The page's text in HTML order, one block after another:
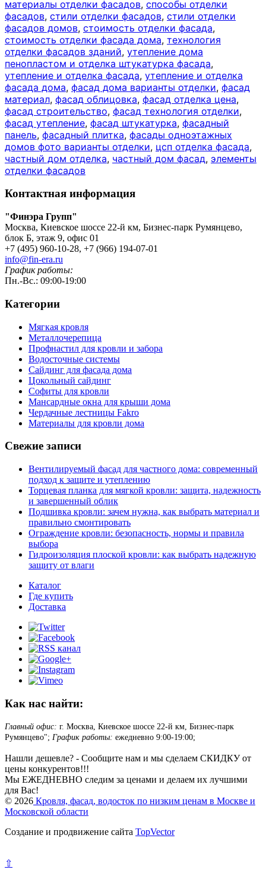
материалы отделки фасадов, способы отделки
фасадов, стили отделки фасадов, стили отделки
фасадов домов, стоимость отделки фасада,
стоимость отделки фасада дома, технология
отделки фасадов зданий, утепление дома
пенопластом и отделка штукатурка фасада,
утепление и отделка фасада, утепление и отделка
фасада дома, фасад дома варианты отделки, фасад
материал, фасад облицовка, фасад отделка цена,
фасад строительство, фасад технология отделки,
фасад утепление, фасад штукатурка, фасадный
панель, фасадный плитка, фасады одноэтажных
домов фото варианты отделки, цсп отделка фасада,
частный дом отделка, частный дом фасад, элементы
отделки фасадов
Контактная информация
"Финэра Групп"
Москва, Киевское шоссе 22-й км, Бизнес-парк Румянцево,
блок Б, этаж 9, офис 01
+7 (495) 960-10-28, +7 (966) 194-07-01
info@fin-era.ru
График работы:
Пн.-Вс.: 09:00-19:00
Категории
Мягкая кровля
Металлочерепица
Профнастил для кровли и забора
Водосточные системы
Сайдинг для фасада дома
Цокольный сайдинг
Софиты для кровли
Мансардные окна для крыши дома
Чердачные лестницы Fakro
Материалы для кровли дома
Свежие записи
Вентилируемый фасад для частного дома: современный
подход к защите и утеплению
Торцевая планка для мягкой кровли: защита, надежность
и завершенный облик
Подшивка кровли: зачем нужна, как выбрать материал и
правильно смонтировать
Ограждение кровли: безопасность, нормы и правила
выбора
Гидроизоляция плоской кровли: как выбрать надежную
защиту от влаги
Каталог
Где купить
Доставка
Как нас найти:
Главный офис: г. Москва, Киевское шоссе 22-й км, Бизнес-парк
Румянцево"; График работы: ежедневно 9:00-19:00;
Нашли дешевле? - Сообщите нам и мы сделаем СКИДКУ от
цены конкурентов!!!
Мы ЕЖЕДНЕВНО следим за ценами и делаем их лучшими
для Вас!
© 2026 Кровля, фасад, водосток по низким ценам в Москве и
Московской области
Создание и продвижение сайта TopVector
⇧